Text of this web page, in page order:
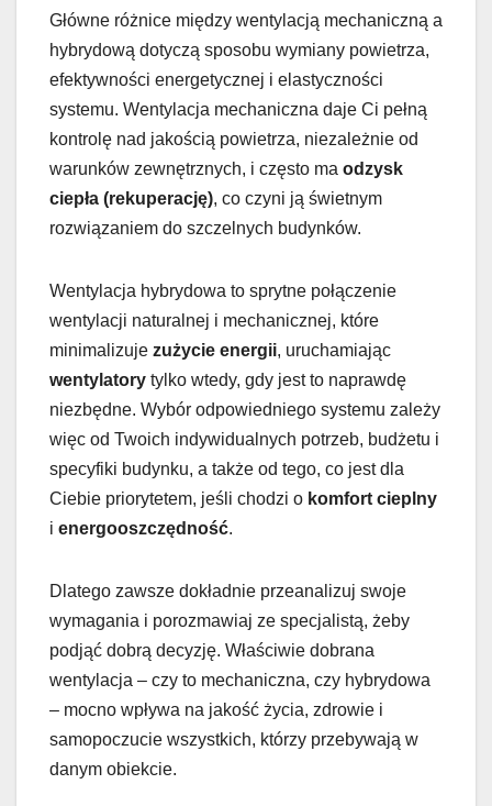
Główne różnice między wentylacją mechaniczną a
hybrydową dotyczą sposobu wymiany powietrza,
efektywności energetycznej i elastyczności
systemu. Wentylacja mechaniczna daje Ci pełną
kontrolę nad jakością powietrza, niezależnie od
warunków zewnętrznych, i często ma odzysk
ciepła (rekuperację), co czyni ją świetnym
rozwiązaniem do szczelnych budynków.
Wentylacja hybrydowa to sprytne połączenie
wentylacji naturalnej i mechanicznej, które
minimalizuje zużycie energii, uruchamiając
wentylatory tylko wtedy, gdy jest to naprawdę
niezbędne. Wybór odpowiedniego systemu zależy
więc od Twoich indywidualnych potrzeb, budżetu i
specyfiki budynku, a także od tego, co jest dla
Ciebie priorytetem, jeśli chodzi o komfort cieplny
i energooszczędność.
Dlatego zawsze dokładnie przeanalizuj swoje
wymagania i porozmawiaj ze specjalistą, żeby
podjąć dobrą decyzję. Właściwie dobrana
wentylacja – czy to mechaniczna, czy hybrydowa
– mocno wpływa na jakość życia, zdrowie i
samopoczucie wszystkich, którzy przebywają w
danym obiekcie.